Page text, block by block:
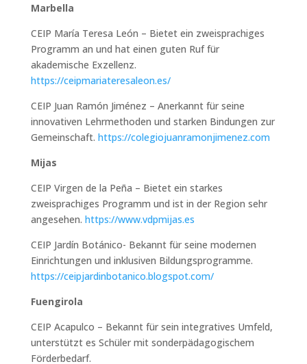
Marbella
CEIP María Teresa León – Bietet ein zweisprachiges
Programm an und hat einen guten Ruf für
akademische Exzellenz.
https://ceipmariateresaleon.es/
CEIP Juan Ramón Jiménez – Anerkannt für seine
innovativen Lehrmethoden und starken Bindungen zur
Gemeinschaft. https://colegiojuanramonjimenez.com
Mijas
CEIP Virgen de la Peña – Bietet ein starkes
zweisprachiges Programm und ist in der Region sehr
angesehen. https://www.vdpmijas.es
CEIP Jardín Botánico- Bekannt für seine modernen
Einrichtungen und inklusiven Bildungsprogramme.
https://ceipjardinbotanico.blogspot.com/
Fuengirola
CEIP Acapulco – Bekannt für sein integratives Umfeld,
unterstützt es Schüler mit sonderpädagogischem
Förderbedarf.